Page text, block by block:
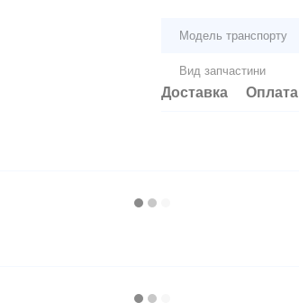
Модель транспорту
Вид запчастини
Доставка Оплата